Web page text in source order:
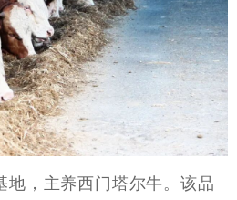
地，主养西门塔尔牛。该品